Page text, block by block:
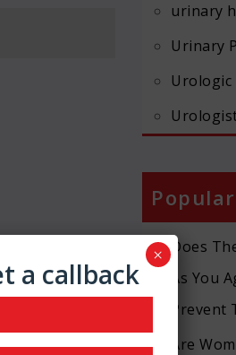
urinary
Urinary
Urologic
Does
As You
Prevent
Are
a callback
×